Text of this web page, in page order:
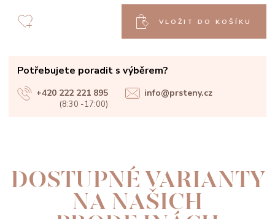
VLOŽIT DO KOŠÍKU
Potřebujete poradit s výběrem?
+420 222 221 895
(8:30 -17:00)
info@prsteny.cz
DOSTUPNÉ VARIANTY
NA NAŠICH